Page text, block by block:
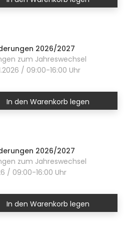
2026/2027
zum Jahreswechsel
/ 09:00-16:00 Uhr
In den Warenkorb legen
2026/2027
zum Jahreswechsel
/ 09:00-16:00 Uhr
In den Warenkorb legen